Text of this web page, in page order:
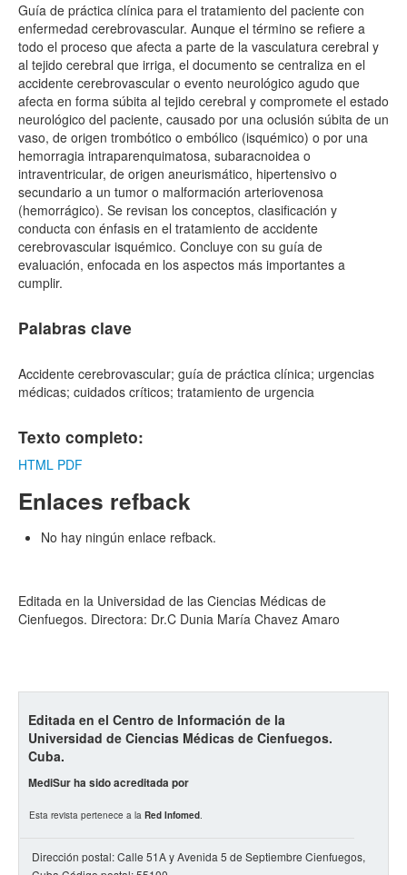
Guía de práctica clínica para el tratamiento del paciente con
enfermedad cerebrovascular. Aunque el término se refiere a
todo el proceso que afecta a parte de la vasculatura cerebral y
al tejido cerebral que irriga, el documento se centraliza en el
accidente cerebrovascular o evento neurológico agudo que
afecta en forma súbita al tejido cerebral y compromete el estado
neurológico del paciente, causado por una oclusión súbita de un
vaso, de origen trombótico o embólico (isquémico) o por una
hemorragia intraparenquimatosa, subaracnoidea o
intraventricular, de origen aneurismático, hipertensivo o
secundario a un tumor o malformación arteriovenosa
(hemorrágico). Se revisan los conceptos, clasificación y
conducta con énfasis en el tratamiento de accidente
cerebrovascular isquémico. Concluye con su guía de
evaluación, enfocada en los aspectos más importantes a
cumplir.
Palabras clave
Accidente cerebrovascular; guía de práctica clínica; urgencias
médicas; cuidados críticos; tratamiento de urgencia
Texto completo:
HTML PDF
Enlaces refback
No hay ningún enlace refback.
Editada en la Universidad de las Ciencias Médicas de
Cienfuegos. Directora: Dr.C Dunia María Chavez Amaro
Editada en el Centro de Información de la
Universidad de Ciencias Médicas de Cienfuegos.
Cuba.
MediSur ha sido acreditada por
Esta revista pertenece a la Red Infomed.
Dirección postal: Calle 51A y Avenida 5 de Septiembre Cienfuegos,